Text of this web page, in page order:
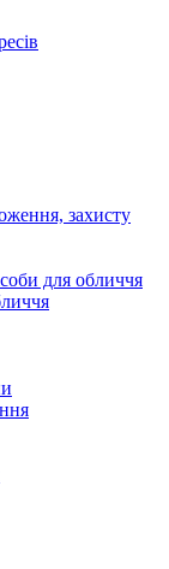
захисту
для обличчя